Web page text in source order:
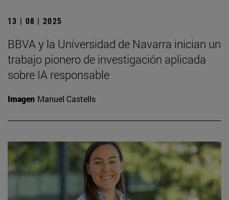
13 | 08 | 2025
BBVA y la Universidad de Navarra inician un
trabajo pionero de investigación aplicada
sobre IA responsable
Imagen Manuel Castells